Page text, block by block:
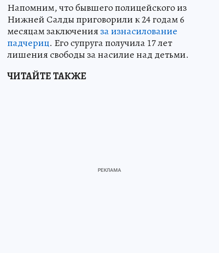
Напомним, что бывшего полицейского из
Нижней Салды приговорили к 24 годам 6
месяцам заключенияза изнасилование
падчериц. Его супруга получила 17 лет
лишения свободы за насилие над детьми.
ЧИТАЙТЕ ТАКЖЕ